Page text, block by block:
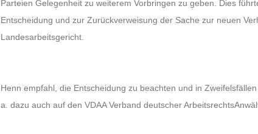
Parteien Gelegenheit zu weiterem Vorbringen zu geben. Dies
Entscheidung und zur Zurückverweisung der Sache zur neuen
Landesarbeitsgericht.
Henn empfahl, die Entscheidung zu beachten und in
a. dazu auch auf den VDAA Verband deutscher